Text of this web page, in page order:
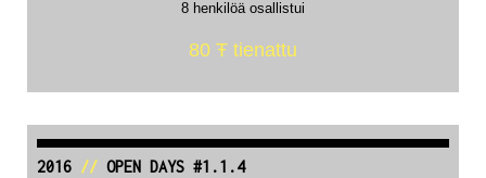
8 henkilöä osallistui
80 Ŧ tienattu
2016// OPEN DAYS #1.1.4